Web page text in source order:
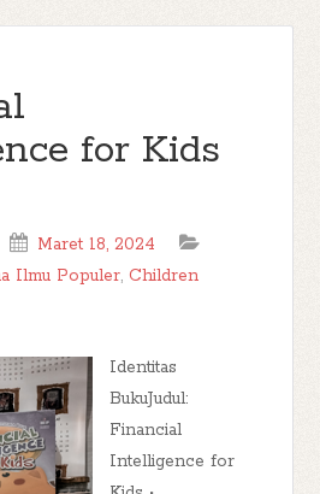
for Kids
Maret 18, 2024
Ilmu Populer, Children
Identitas
BukuJudul:
Financial
Intelligence for